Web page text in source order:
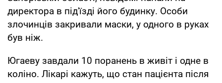
директора в під'їзді його будинку. Особи
злочинців закривали маски, у одного в руках
був ніж.
Югаеву завдали 10 поранень в живіт і одне в
коліно. Лікарі кажуть, що стан пацієнта після